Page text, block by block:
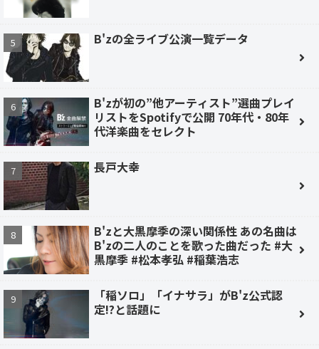
B'zの全ライブ公演一覧データ
B'zが初の”他アーティスト”選曲プレイ
リストをSpotifyで公開 70年代・80年
代洋楽曲をセレクト
長戸大幸
B'zと大黒摩季の深い関係性 あの名曲は
B'zの二人のことを歌った曲だった #大
黒摩季 #松本孝弘 #稲葉浩志
「稲ソロ」「イナサラ」がB'z公式認
定!?と話題に